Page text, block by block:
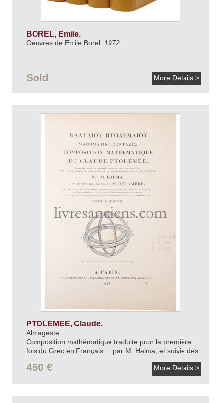
BOREL, Emile.
Oeuvres de Emile Borel. 1972.
Sold More Details >
PTOLEMEE, Claude.
Almageste.
Composition mathématique traduite pour la première
fois du Grec en Français ... par M. Halma, et suivie des
450 € More Details >